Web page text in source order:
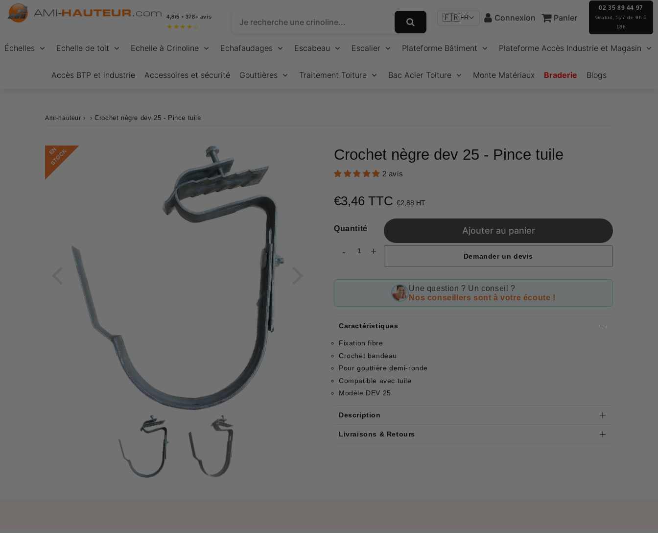
4,8/5 • 378+ avis
★ ★ ★ ★ ☆
🇫🇷FR Connexion Panier
02 35 89 44 97
Gratuit, 5j/7 de 9h à
18h
Échelles Echelle de toit Echelle à Crinoline Echafaudages Escabeau Escalier Plateforme Bâtiment Plateforme Accès Industrie et Magasin
Accès BTP et industrie Accessoires et sécurité Gouttières Traitement Toiture Bac Acier Toiture Monte Matériaux Braderie Blogs
Ami-hauteur › › Crochet nègre dev 25 - Pince tuile
E
N
S
T
O
C
K Crochet nègre dev 25 - Pince tuile
2 avis
€3,46 TTC €2,88 HT
Quantité
- +
Ajouter au panier
Demander un devis
Une question ? Un conseil ?
Nos conseillers sont à votre écoute !
Caractéristiques
Fixation fibre
Crochet bandeau
Pour gouttière demi-ronde
Compatible avec tuile
Modèle DEV 25
Description
Livraisons & Retours